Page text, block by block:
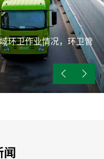
环卫作业情况，环卫管
闻